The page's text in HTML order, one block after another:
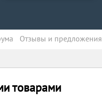
Oтзывы и предложения
товарами